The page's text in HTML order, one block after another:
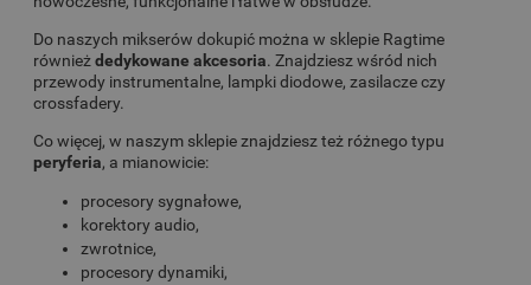
Do naszych mikserów dokupić można w sklepie Ragtime
równieżdedykowane akcesoria. Znajdziesz wśród nich
przewody instrumentalne, lampki diodowe, zasilacze czy
crossfadery.
Co więcej, w naszym sklepie znajdziesz też różnego typu
peryferia, a mianowicie:
procesory sygnałowe,
korektory audio,
zwrotnice,
procesory dynamiki,